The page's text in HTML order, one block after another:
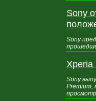
Sony
Sony
Xperia
Sony
Premium,